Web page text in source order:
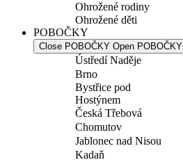
Ohrožené rodiny
Ohrožené děti
POBOČKY
Close POBOČKY Open POBOČKY
Ústředí Naděje
Brno
Bystřice pod
Hostýnem
Česká Třebová
Chomutov
Jablonec nad Nisou
Kadaň